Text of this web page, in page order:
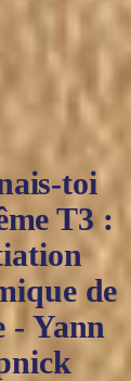
toi
T3 :
de
- Yann